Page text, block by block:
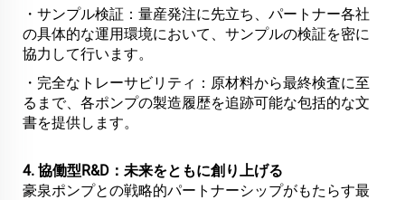
・サンプル検証：量産発注に先立ち、パートナー各社
の具体的な運用環境において、サンプルの検証を密に
協力して行います。
・完全なトレーサビリティ：原材料から最終検査に至
るまで、各ポンプの製造履歴を追跡可能な包括的な文
書を提供します。
4. 協働型R&D：未来をともに創り上げる
豪泉ポンプとの戦略的パートナーシップがもたらす最